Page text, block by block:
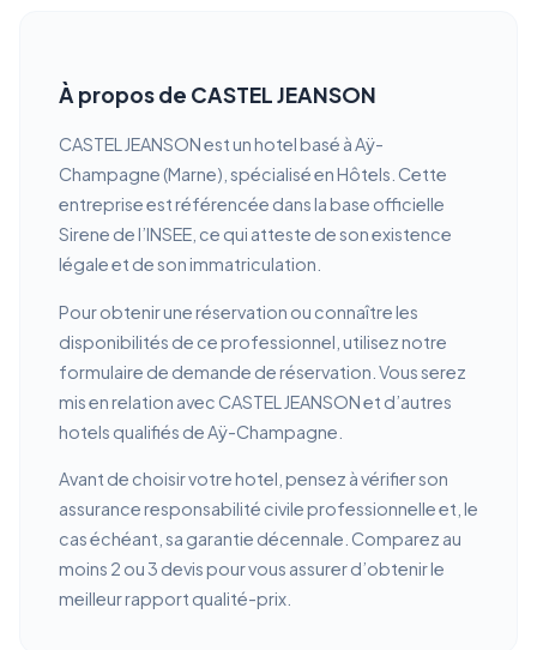
À propos de CASTEL JEANSON
CASTEL JEANSON est un hotel basé à Aÿ-
Champagne (Marne), spécialisé en Hôtels. Cette
entreprise est référencée dans la base officielle
Sirene de l’INSEE, ce qui atteste de son existence
légale et de son immatriculation.
Pour obtenir une réservation ou connaître les
disponibilités de ce professionnel, utilisez notre
formulaire de demande de réservation. Vous serez
mis en relation avec CASTEL JEANSON et d’autres
hotels qualifiés de Aÿ-Champagne.
Avant de choisir votre hotel, pensez à vérifier son
assurance responsabilité civile professionnelle et, le
cas échéant, sa garantie décennale. Comparez au
moins 2 ou 3 devis pour vous assurer d’obtenir le
meilleur rapport qualité-prix.